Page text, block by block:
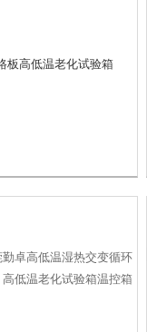
板高低温老化试验箱